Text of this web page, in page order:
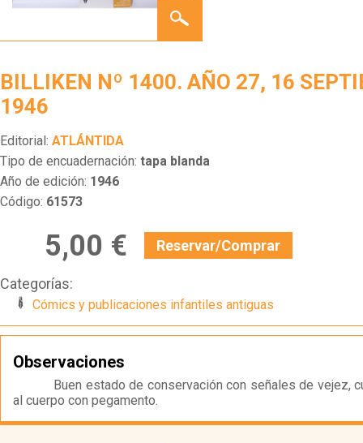
Nº
SEPTIEMBRE
BILLIKEN Nº 1400. AÑO 27, 16
1946
Editorial: ATLÁNTIDA
Tipo de encuadernación: tapa blanda
Año de edición: 1946
Código: 61573
5,00 € Reservar/Comprar
Categorías:
Cómics y publicaciones infantiles antiguas
Observaciones
Buen estado de conservación con señales de vejez,
al cuerpo con pegamento.